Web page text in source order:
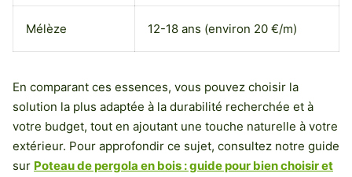
Mélèze 12-18 ans (environ 20 €/m)
En comparant ces essences, vous pouvez choisir la
solution la plus adaptée à la durabilité recherchée et à
votre budget, tout en ajoutant une touche naturelle à votre
extérieur. Pour approfondir ce sujet, consultez notre guide
sur Poteau de pergola en bois : guide pour bien choisir et